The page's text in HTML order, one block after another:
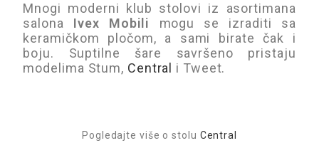
Mnogi moderni klub stolovi iz asortimana
salona Ivex Mobili
mogu se izraditi sa
keramičkom pločom, a sami birate čak i
boju. Suptilne šare savršeno pristaju
modelima Stum, Central i Tweet.
Pogledajte više o stolu Central